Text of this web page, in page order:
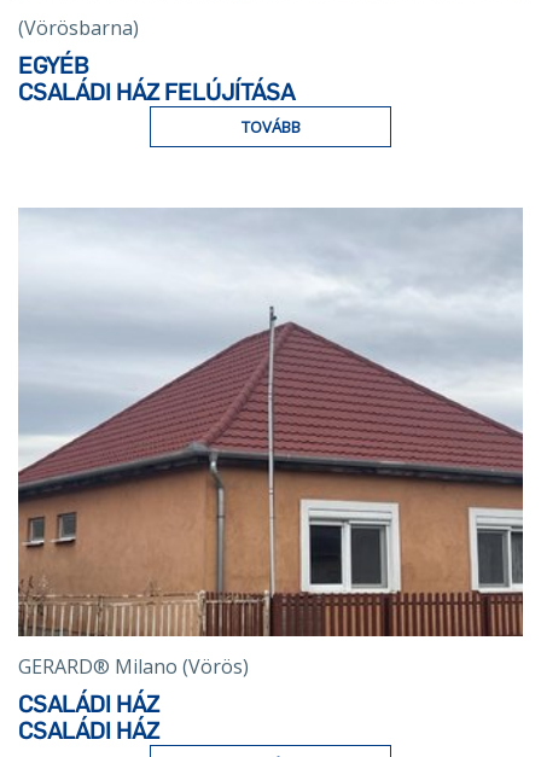
(Vörösbarna)
EGYÉB
CSALÁDI HÁZ FELÚJÍTÁSA
TOVÁBB
GERARD® Milano (Vörös)
CSALÁDI HÁZ
CSALÁDI HÁZ